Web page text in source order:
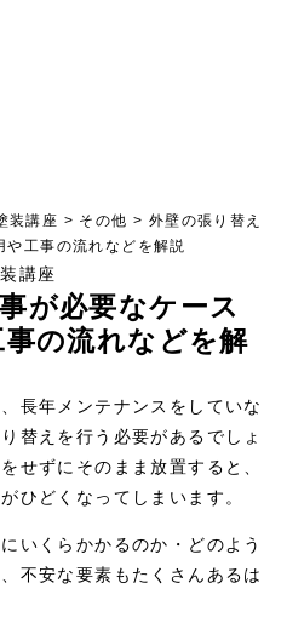
装講座 > その他 > 外壁の張り替え
工事の流れなどを解説
講座
が必要なケース
の流れなどを解
長年メンテナンスをしていな
替えを行う必要があるでしょ
せずにそのまま放置すると、
ひどくなってしまいます。
いくらかかるのか・どのよう
不安な要素もたくさんあるは